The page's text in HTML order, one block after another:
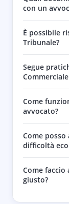
con un
È possibile
Tribunale?
Segue
Come
avvocato?
Come posso
difficoltà
Come faccio
giusto?